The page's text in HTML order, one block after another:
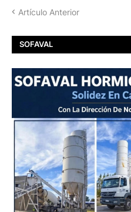
Artículo Anterior
SOFAVAL